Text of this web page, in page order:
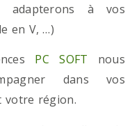
adapterons à vos
en V, …)
PC SOFT nous
dans vos
votre région.